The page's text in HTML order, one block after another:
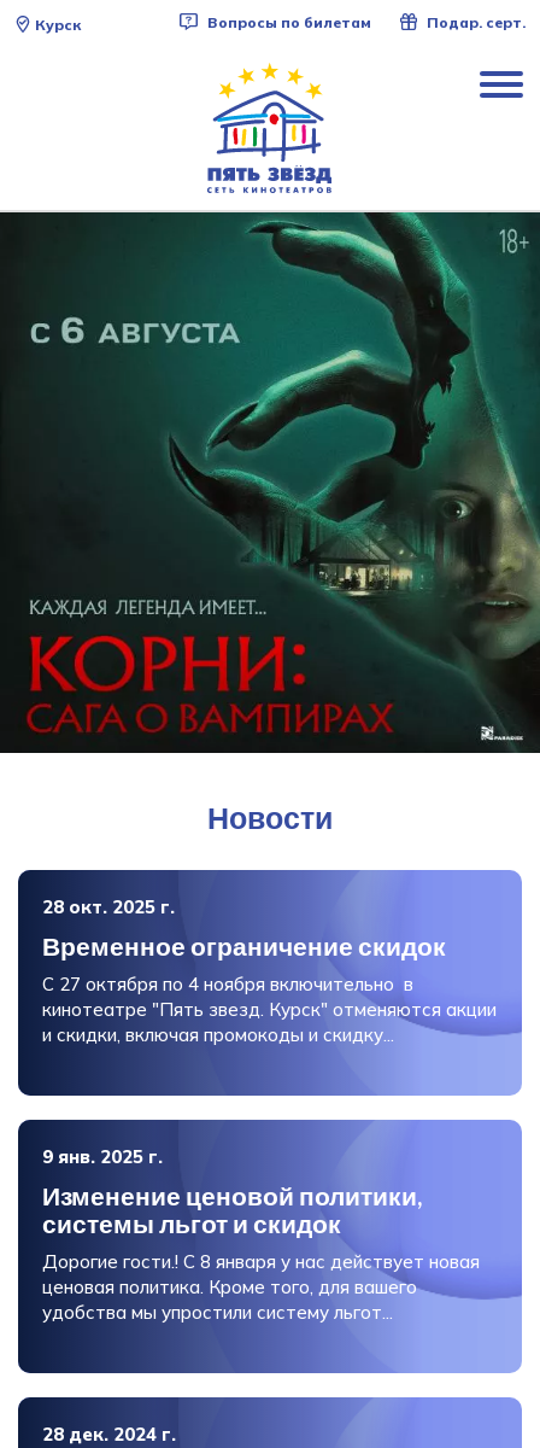
Курск Вопросы по билетам Подар. серт.
Новости
28 окт. 2025 г.
Временное ограничение скидок
С 27 октября по 4 ноября включительно в
кинотеатре "Пять звезд. Курск" отменяются акции
и скидки, включая промокоды и скидку...
9 янв. 2025 г.
Изменение ценовой политики,
системы льгот и скидок
Дорогие гости.! С 8 января у нас действует новая
ценовая политика. Кроме того, для вашего
удобства мы упростили систему льгот...
28 дек. 2024 г.